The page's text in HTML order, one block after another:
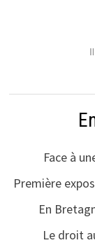
Face à
Première
En
Le droit